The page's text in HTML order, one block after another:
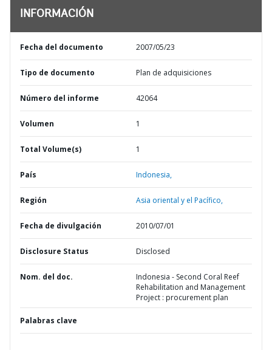
INFORMACIÓN
Fecha del documento 2007/05/23
Tipo de documento Plan de adquisiciones
Número del informe 42064
Volumen 1
Total Volume(s) 1
País Indonesia,
Región Asia oriental y el Pacífico,
Fecha de divulgación 2010/07/01
Disclosure Status Disclosed
Nom. del doc.
Indonesia - Second Coral Reef
Rehabilitation and Management
Project : procurement plan
Palabras clave